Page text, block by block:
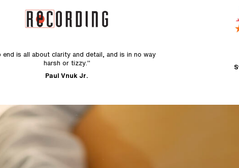
is all about clarity and detail, and is in no way
harsh or tizzy."
Paul Vnuk Jr.